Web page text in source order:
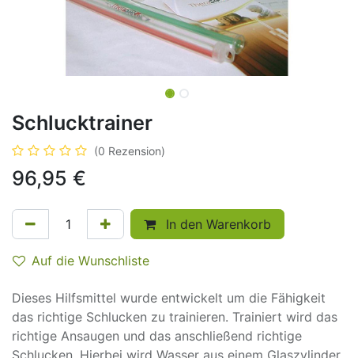
Schlucktrainer
(0 Rezension)
96,95 €
In den Warenkorb
Auf die Wunschliste
Dieses Hilfsmittel wurde entwickelt um die Fähigkeit
das richtige Schlucken zu trainieren. Trainiert wird das
richtige Ansaugen und das anschließend richtige
Schlucken. Hierbei wird Wasser aus einem Glaszylinder